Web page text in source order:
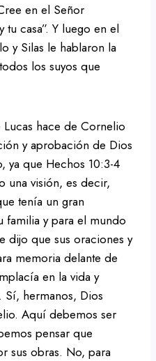
en el Señor
tu casa”. Y luego en el
y Silas le hablaron la
los suyos que
hace de Cornelio
y aprobación de Dios
ya que Hechos 10:3-4
una visión, es decir,
tenía un gran
familia y para el mundo
dijo que sus oraciones y
memoria delante de
en la vida y
hermanos, Dios
Aquí debemos ser
pensar que
sus obras. No, para